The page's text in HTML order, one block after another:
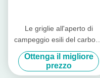
Le griglie all'aperto di
campeggio esili del carbone
portatile l'acciaio al cromo
45X30X30cm pieghevoli
Ottenga il migliore
prezzo